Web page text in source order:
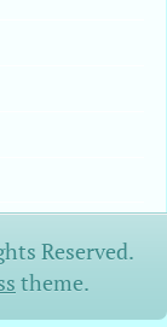
Reserved.
theme.